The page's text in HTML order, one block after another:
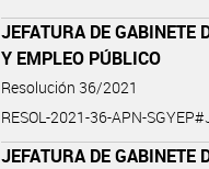
JEFATURA DE GABINETE
Y EMPLEO PÚBLICO
Resolución 36/2021
RESOL-2021-36-APN-
JEFATURA DE GABINETE